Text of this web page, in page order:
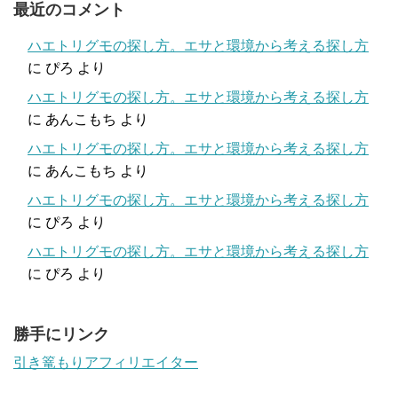
最近のコメント
ハエトリグモの探し方。エサと環境から考える探し方
に ぴろ より
ハエトリグモの探し方。エサと環境から考える探し方
に あんこもち より
ハエトリグモの探し方。エサと環境から考える探し方
に あんこもち より
ハエトリグモの探し方。エサと環境から考える探し方
に ぴろ より
ハエトリグモの探し方。エサと環境から考える探し方
に ぴろ より
勝手にリンク
引き篭もりアフィリエイター